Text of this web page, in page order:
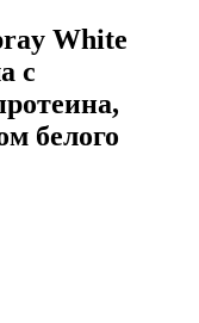
White
с
белого